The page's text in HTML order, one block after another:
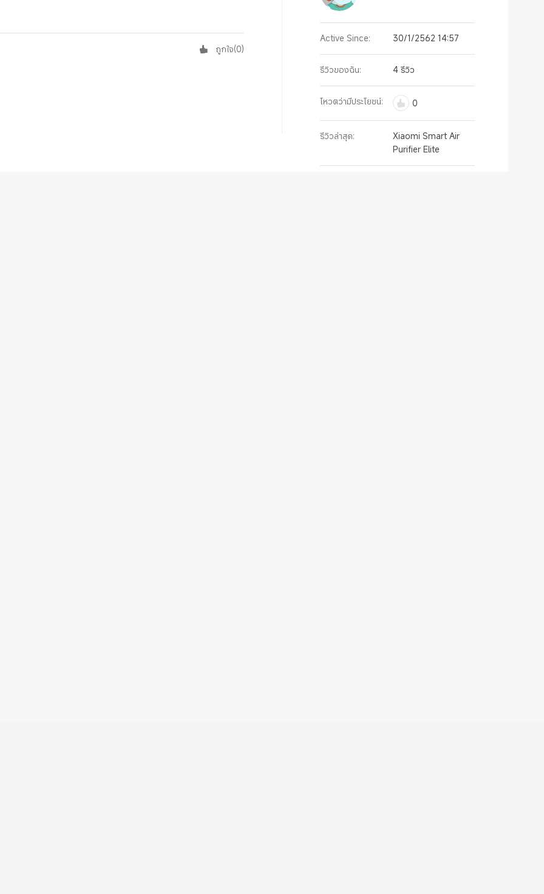
ถูกใจ(0)
Active Since: 30/1/2562 14:57
รีวิวของฉัน: 4 รีวิว
โหวตว่ามีประโยชน์: 0
รีวิวล่าสุด:
Xiaomi Smart Air
Purifier Elite